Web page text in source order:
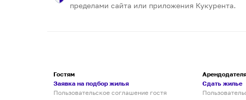
пределами сайта или приложения Кукурента.
Гостям
Заявка на подбор жилья
Пользовательское соглашение гостя
Сдать жилье